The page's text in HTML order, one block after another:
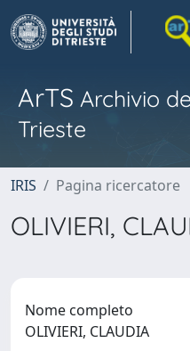
ArTS Archivio
Trieste
IRIS Pagina ricercatore
OLIVIERI,
Nome completo
OLIVIERI, CLAUDIA